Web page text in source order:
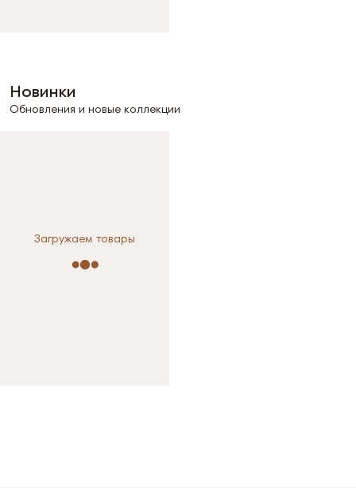
Новинки
Обновления и новые коллекции
Загружаем товары